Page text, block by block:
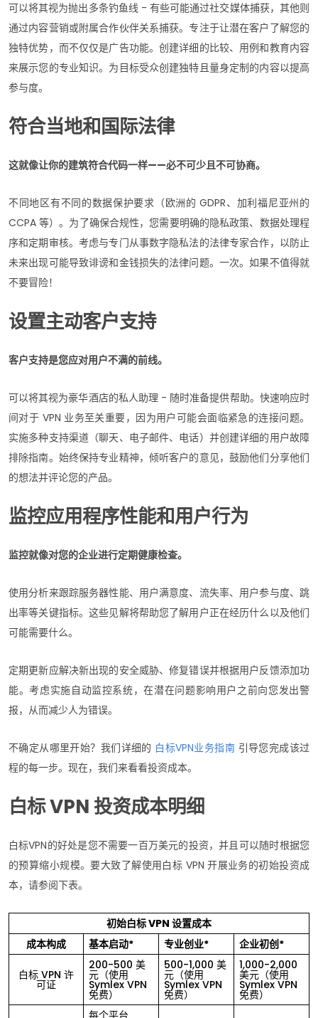
可以将其视为抛出多条钓鱼线 - 有些可能通过社交媒体捕获，其他则
通过内容营销或附属合作伙伴关系捕获。专注于让潜在客户了解您的
独特优势，而不仅仅是广告功能。创建详细的比较、用例和教育内容
来展示您的专业知识。为目标受众创建独特且量身定制的内容以提高
参与度。
符合当地和国际法律
这就像让你的建筑符合代码一样——必不可少且不可协商。
不同地区有不同的数据保护要求（欧洲的 GDPR、加利福尼亚州的
CCPA 等）。为了确保合规性，您需要明确的隐私政策、数据处理程
序和定期审核。考虑与专门从事数字隐私法的法律专家合作，以防止
未来出现可能导致诽谤和金钱损失的法律问题。一次。如果不值得就
不要冒险！
设置主动客户支持
客户支持是您应对用户不满的前线。
可以将其视为豪华酒店的私人助理 - 随时准备提供帮助。快速响应时
间对于 VPN 业务至关重要，因为用户可能会面临紧急的连接问题。
实施多种支持渠道（聊天、电子邮件、电话）并创建详细的用户故障
排除指南。始终保持专业精神，倾听客户的意见，鼓励他们分享他们
的想法并评论您的产品。
监控应用程序性能和用户行为
监控就像对您的企业进行定期健康检查。
使用分析来跟踪服务器性能、用户满意度、流失率、用户参与度、跳
出率等关键指标。这些见解将帮助您了解用户正在经历什么以及他们
可能需要什么。
定期更新应解决新出现的安全威胁、修复错误并根据用户反馈添加功
能。考虑实施自动监控系统，在潜在问题影响用户之前向您发出警
报，从而减少人为错误。
不确定从哪里开始？我们详细的 白标VPN业务指南 引导您完成该过
程的每一步。现在，我们来看看投资成本。
白标 VPN 投资成本明细
白标VPN的好处是您不需要一百万美元的投资，并且可以随时根据您
的预算缩小规模。要大致了解使用白标 VPN 开展业务的初始投资成
本，请参阅下表。
初始白标 VPN 设置成本
成本构成
基本启动* 专业创业* 企业初创*
白标 VPN 许
可证
200-500 美
元（使用
Symlex VPN
免费）
500-1,000 美
元（使用
Symlex VPN
免费）
1,000-2,000
美元（使用
Symlex VPN
免费）
每个平台